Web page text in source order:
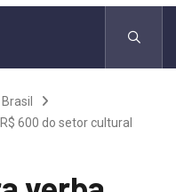
Brasil
600 do setor cultural